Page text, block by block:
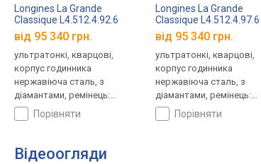
Longines La Grande
Classique L4.512.4.92.6
від 95 340 грн.
ультратонкі, кварцові,
корпус годинника
нержавіюча сталь, з
діамантами, ремінець:
браслет сталь, WR 30,
Швейцарія
порівняти
Longines La Grande
Classique L4.512.4.97.6
від 95 340 грн.
ультратонкі, кварцові,
корпус годинника
нержавіюча сталь, з
діамантами, ремінець:
браслет сталь, WR 30,
Швейцарія
порівняти
Відеоогляди